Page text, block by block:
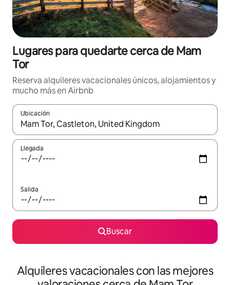
Lugares para quedarte cerca de Mam
Tor
Reserva alquileres vacacionales únicos, alojamientos y
mucho más en Airbnb
Ubicación
Cuando los resultados estén disponibles, navega con las
Llegada
Salida
Buscar
Alquileres vacacionales con las mejores